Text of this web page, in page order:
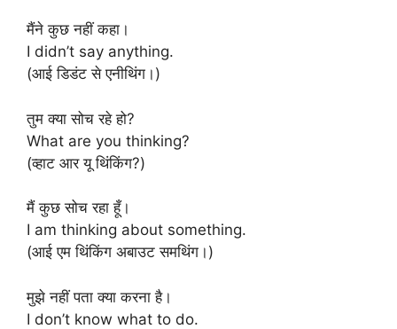
मैंने कुछ नहीं कहा।
I didn’t say anything.
(आई डिडंट से एनीथिंग।)
तुम क्या सोच रहे हो?
What are you thinking?
(व्हाट आर यू थिंकिंग?)
मैं कुछ सोच रहा हूँ।
I am thinking about something.
(आई एम थिंकिंग अबाउट समथिंग।)
मुझे नहीं पता क्या करना है।
I don’t know what to do.